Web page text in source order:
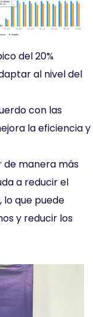
del 20%
al nivel del
con las
la eficiencia y
de manera más
a reducir el
que puede
y reducir los